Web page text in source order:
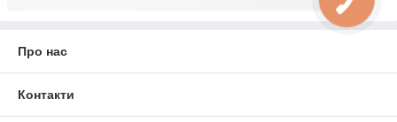
Про нас
Контакти